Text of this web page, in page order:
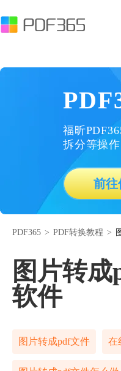
福昕
拆分等操
前往
PDF365 > PDF转换教程 >
图片转
软件
图片转成pdf文件 在